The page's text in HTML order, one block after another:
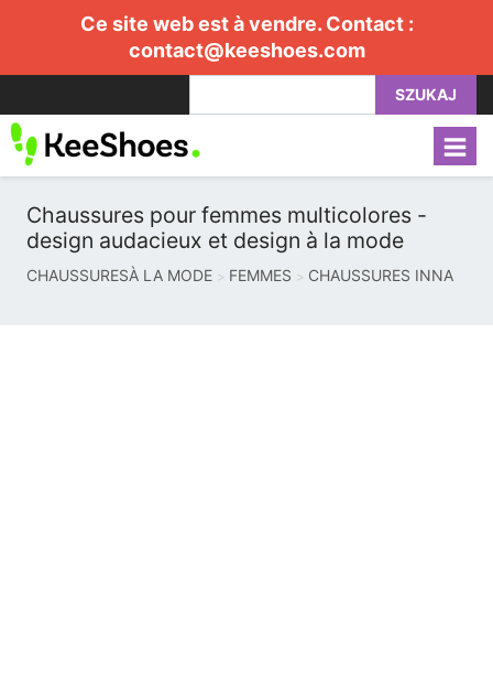
Ce site web est à vendre. Contact :
contact@keeshoes.com
SZUKAJ
Chaussures pour femmes multicolores -
design audacieux et design à la mode
CHAUSSURESÀ LA MODE FEMMES CHAUSSURES INNA